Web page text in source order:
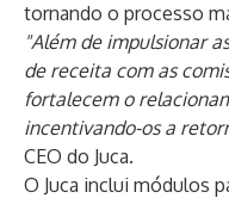
tornando o processo
"Além de impulsionar
de receita com as
fortalecem o
incentivando-os a
CEO do Juca.
O Juca inclui módulos